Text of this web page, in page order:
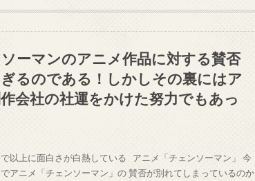
ーマンのアニメ作品に対する賛否
るのである！しかしその裏にはア
会社の社運をかけた努力でもあっ
以上に面白さが白熱している アニメ「チェンソーマン」 今
アニメ「チェンソーマン」の 賛否が別れてしまっているのか